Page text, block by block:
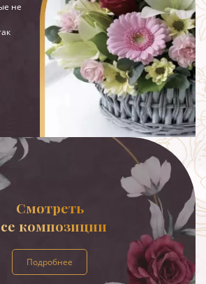
не
Смотреть
композиции
Подробнее